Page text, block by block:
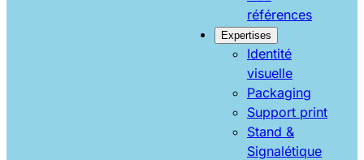
références
Expertises
Identité
visuelle
Packaging
Support print
Stand &
Signalétique